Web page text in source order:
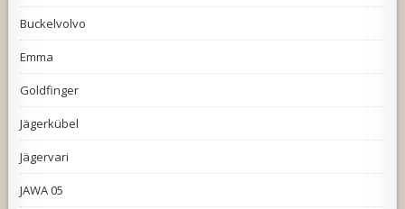
Buckelvolvo
Emma
Goldfinger
Jägerkübel
Jägervari
JAWA 05